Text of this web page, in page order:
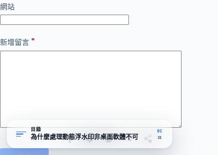
網站
新增留言 *
目錄
為什麼處理動態浮水印非桌面軟體不可
01
31